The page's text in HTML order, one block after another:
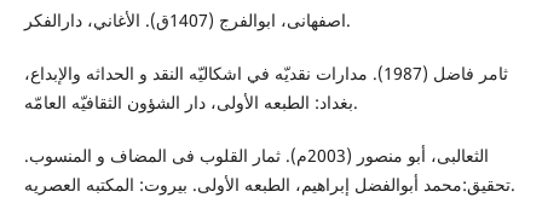
اصفهانى، ابوالفرج (1407ق). الأغاني، دارالفكر.
ثامر فاضل (1987). مدارات نقديّه في اشکاليّه النقد و الحداثه والإبداع،
بغداد: الطبعه الأولی، دار الشؤون الثقافيّه العامّه.
الثعالبی، أبو منصور (2003م). ثمار القلوب فی المضاف و المنسوب.
تحقیق:محمد أبوالفضل إبراهیم، الطبعه الأولی. بیروت: المکتبه العصریه.